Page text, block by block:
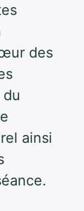
des
ainsi